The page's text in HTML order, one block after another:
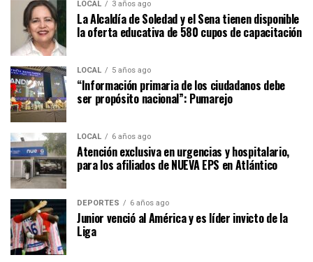
LOCAL 3 años ago
La Alcaldía de Soledad y el Sena tienen disponible
la oferta educativa de 580 cupos de capacitación
LOCAL 5 años ago
“Información primaria de los ciudadanos debe
ser propósito nacional”: Pumarejo
LOCAL 6 años ago
Atención exclusiva en urgencias y hospitalario,
para los afiliados de NUEVA EPS en Atlántico
DEPORTES 6 años ago
Junior venció al América y es líder invicto de la
Liga